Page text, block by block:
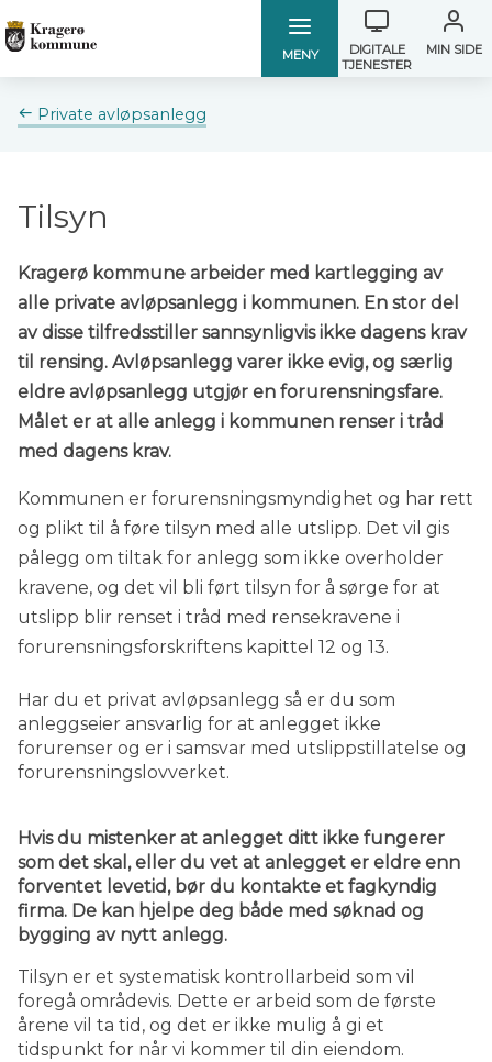
Kragerø
kommune
Kragerø
kommune
DIGITALE
TJENESTER
MIN SIDE
MENY
Du
er
Private avløpsanlegg
Tilsyn
Kragerø kommune arbeider med kartlegging av
alle private avløpsanlegg i kommunen. En stor del
av disse tilfredsstiller sannsynligvis ikke dagens krav
til rensing. Avløpsanlegg varer ikke evig, og særlig
eldre avløpsanlegg utgjør en forurensningsfare.
Målet er at alle anlegg i kommunen renser i tråd
med dagens krav.
Kommunen er forurensningsmyndighet og har rett
og plikt til å føre tilsyn med alle utslipp. Det vil gis
pålegg om tiltak for anlegg som ikke overholder
kravene, og det vil bli ført tilsyn for å sørge for at
utslipp blir renset i tråd med rensekravene i
forurensningsforskriftens kapittel 12 og 13.
Har du et privat avløpsanlegg så er du som
anleggseier ansvarlig for at anlegget ikke
forurenser og er i samsvar med utslippstillatelse og
forurensningslovverket.
Hvis du mistenker at anlegget ditt ikke fungerer
som det skal, eller du vet at anlegget er eldre enn
forventet levetid, bør du kontakte et fagkyndig
firma. De kan hjelpe deg både med søknad og
bygging av nytt anlegg.
Tilsyn er et systematisk kontrollarbeid som vil
foregå områdevis. Dette er arbeid som de første
årene vil ta tid, og det er ikke mulig å gi et
tidspunkt for når vi kommer til din eiendom.